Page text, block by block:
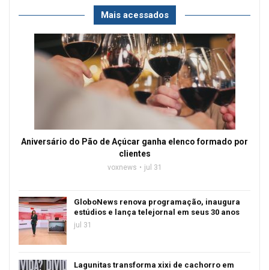
Mais acessados
Aniversário do Pão de Açúcar ganha elenco formado por
clientes
voxnews jul 31
GloboNews renova programação, inaugura
estúdios e lança telejornal em seus 30 anos
jul 31
Lagunitas transforma xixi de cachorro em